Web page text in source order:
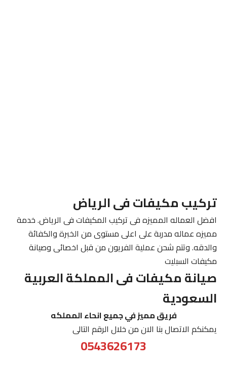
تركيب مكيفات فى الرياض
افضل العماله المميزه فى تركيب المكيفات فى الرياض. خدمة
مميزه عماله مدربة على اعلى مستوى من الخبرة والكفائة
والدقه. وتتم شحن عملية الفريون من قبل اخصائى وصيانة
مكيفات السبليت
صيانة مكيفات فى المملكة العربية
السعودية
فريق مميز في جميع انحاء المملكه
يمكنكم الاتصال بنا الان من خلال الرقم التالى
0543626173